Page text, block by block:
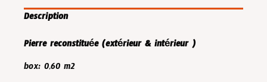
Description
Pierre reconstituée (extérieur & intérieur )
box: 0,60 m2